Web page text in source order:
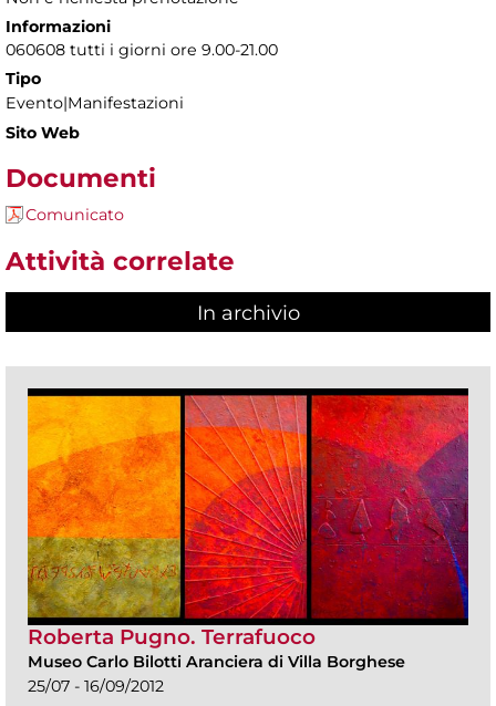
Informazioni
060608 tutti i giorni ore 9.00-21.00
Tipo
Evento|Manifestazioni
Sito Web
Documenti
Comunicato
Attività correlate
In archivio
Roberta Pugno. Terrafuoco
Museo Carlo Bilotti Aranciera di Villa Borghese
25/07 - 16/09/2012